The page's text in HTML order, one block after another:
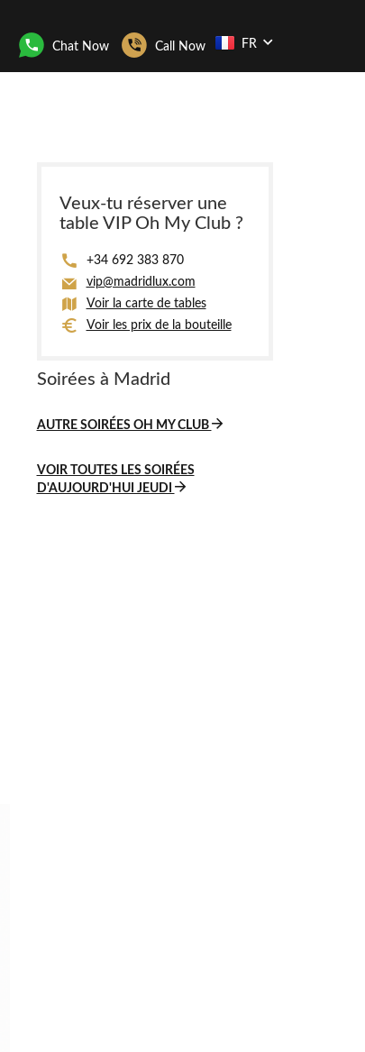
Chat Now Call Now FR
Veux-tu réserver une
table VIP Oh My Club ?
+34 692 383 870
vip@madridlux.com
Voir la carte de tables
Voir les prix de la bouteille
Soirées à Madrid
AUTRE SOIRÉES OH MY CLUB
VOIR TOUTES LES SOIRÉES
D'AUJOURD'HUI JEUDI